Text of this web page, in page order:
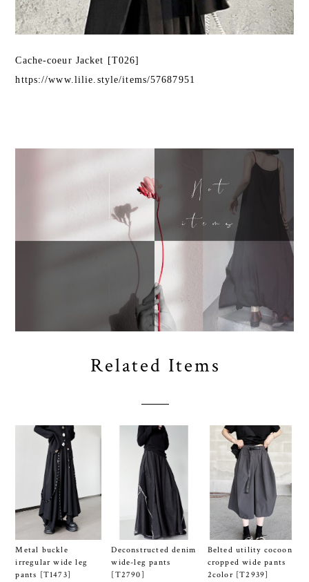
Cache-coeur Jacket [T026]
https://www.lilie.style/items/57687951
Related Items
Metal buckle
irregular wide leg
pants [T1473]
Deconstructed denim
wide-leg pants
[T2790]
Belted utility cocoon
cropped wide pants
2color [T2939]